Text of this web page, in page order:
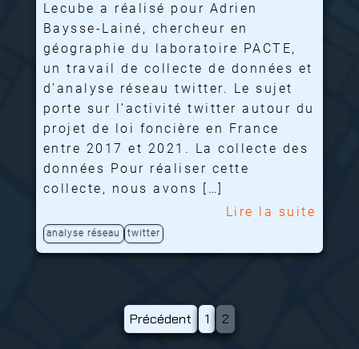
Lecube a réalisé pour Adrien
Baysse-Lainé, chercheur en
géographie du laboratoire PACTE,
un travail de collecte de données et
d’analyse réseau twitter. Le sujet
porte sur l’activité twitter autour du
projet de loi foncière en France
entre 2017 et 2021. La collecte des
données Pour réaliser cette
collecte, nous avons […]
Lire la suite
analyse réseau twitter
Pagination Précédent 1 2